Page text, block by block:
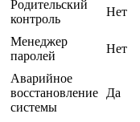
Родительский
контроль
Нет
Менеджер
паролей
Нет
Аварийное
восстановление
системы
Да